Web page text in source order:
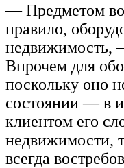
— Предметом
правило,
Впрочем для
поскольку оно
состоянии — в
клиентом его
недвижимости,
всегда